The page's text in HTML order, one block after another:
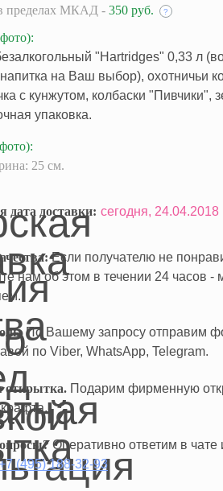
пределах МКАД - 350 руб. ?
:
"Hartridges" 0,33 л
на Ваш выбор), охотничьи
с кунжутом, колбаски "Пивчики",
упаковка.
:
25 см.
доставки: сегодня, 24.04.2018
Если получателю не
нам об этом в течении 24 часов -
По Вашему запросу отправим
по Viber, WhatsApp, Telegram.
открытка. Подарим фирменную
Оперативно ответим в чате
(495) 188-32-93